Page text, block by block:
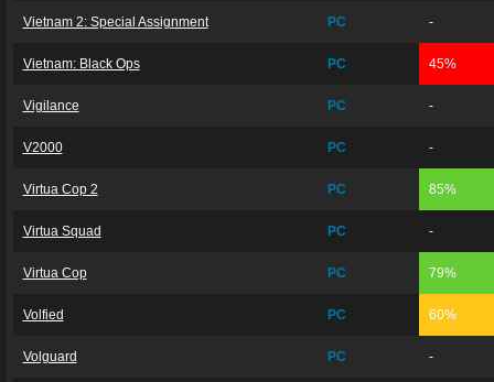
Vietnam 2: Special Assignment PC -
Vietnam: Black Ops PC 45%
Vigilance PC -
V2000 PC -
Virtua Cop 2 PC 85%
Virtua Squad PC -
Virtua Cop PC 79%
Volfied PC 60%
Volguard PC -